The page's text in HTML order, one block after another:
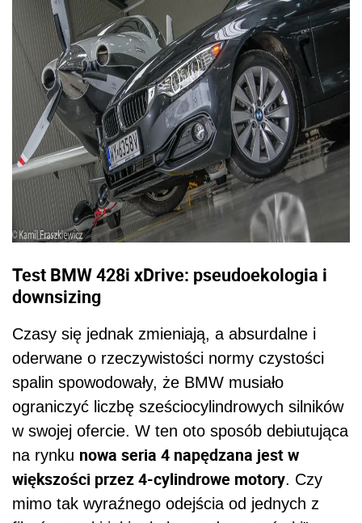
Test BMW 428i xDrive: pseudoekologia i
downsizing
Czasy się jednak zmieniają, a absurdalne i
oderwane o rzeczywistości normy czystości
spalin spowodowały, że BMW musiało
ograniczyć liczbę sześciocylindrowych silników
w swojej ofercie. W ten oto sposób debiutująca
na rynku nowa seria 4 napędzana jest w
większości przez 4-cylindrowe motory. Czy
mimo tak wyraźnego odejścia od jednych z